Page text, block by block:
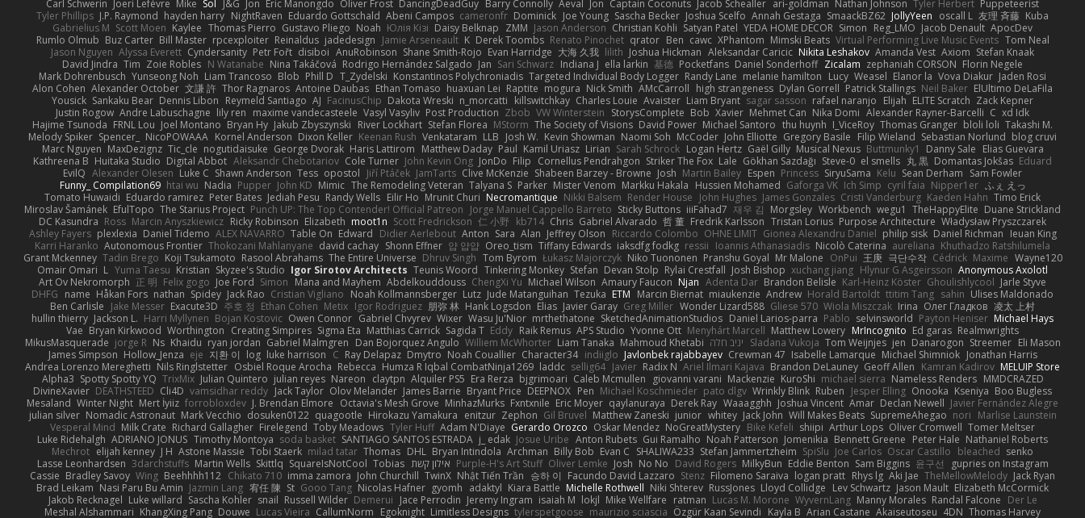
Carl Schwerin Joeri Lefévre Mike Sol J&G Jon Eric Manongdo Oliver Frost DancingDeadGuy Barry Connolly Aeval Jon Captain Coconuts Jacob Schealler ari-goldman Nathan Johnson Tyler Herbert Puppeteerist
Tyler Phillips J.P. Raymond hayden harry NightRaven Eduardo Gottschald Abeni Campos cameronfr Dominick Joe Young Sascha Becker Joshua Scelfo Annah Gestaga SmaackBZ62 JollyYeen oscall L 友理 斉藤 Kuba
Gabrielius M Scott Moen Kaylee Thomas Pierro Gustavo Pliego Noah Юлія Кізі Daisy Belknap ZMM Jason Anderson Christian Kohli Satyan Patel YEDA HOME DECOR Simon Reg_LMO Jacob Denault ApocDev
Rumlo Olmub Buz Carter Bill Master rpcexploiter Reinaldus jadedesign Jamie Arseneault K Derek Toombs Renato Pinochet qrator Ben cawc XPhantom Mimski Beats Virtual Performing Live Music Events Tom Neal
Jason Nguyen Alyssa Everett Cyndersanity Petr Fořt disiboi AnuRobinson Shane Smith-Rojo Evan Harridge 大海 久我 lilith Joshua Hickman Aleksandar Caricic Nikita Leshakov Amanda Vest Axiom Stefan Knaak
David Jindra Tim Zoie Robles N Watanabe Nina Takáčová Rodrigo Hernández Salgado Jan Sari Schwarz Indiana J ella larkin 基德 Pocketfans Daniel Sonderhoff Zicalam zephaniah CORSON Florin Negele
Mark Dohrenbusch Yunseong Noh Liam Trancoso Blob Phill D T_Zydelski Konstantinos Polychroniadis Targeted Individual Body Logger Randy Lane melanie hamilton Lucy Weasel Elanor la Vova Diakur Jaden Rosi
Alon Cohen Alexander October 文謙 許 Thor Ragnaros Antoine Daubas Ethan Tomaso huaxuan Lei Raptite mogura Nick Smith AMcCarroll high strangeness Dylan Gorrell Patrick Stallings Neil Baker ElUltimo DeLaFila
Yousick Sankaku Bear Dennis Libon Reymeld Santiago AJ FacinusChip Dakota Wreski n_morcatti killswitchkay Charles Louie Avaister Liam Bryant sagar sasson rafael naranjo Elijah ELITE Scratch Zack Kepner
Justin Rogow Andre Labuschagne lily ren maxime vandecasteele Vasyl Vasyliv Post Production Zbob VW Winterstein StorysComplete Bob Xavier Mehmet Can Nika Domi Alexander Rayner-Barcelli C xd Idk
Hajime Tsunoda FRNL Lou Joel Montano Bryan Hy Jakub Zbyszynski River Lockhart Stefan Florea MStorm The Society of Visions David Power Michael Santoro thu huynh I_ViceRoy Thomas Granger bloli loli Takashi M.
Melody Spiker Spencer_ NicoPOWAAA Kornel Anderson Dixon Keller Keenan Rush Venkataram LLB Josh W. Kevin Showman Naomi Soh McCoder John Elliotte Gregory Basile Filip Wieland Sebastian Norlund blog cruvi
Marc Nguyen MaxDezignz Tic_cle nogutidaisuke George Dvorak Haris Lattirom Matthew Daday Paul Kamil Uriasz Lirian Sarah Schrock Logan Hertz Gaël Gilly Musical Nexus Buttmunky1 Danny Sale Elias Guevara
Kathreena B Huitaka Studio Digital Abbot Aleksandr Chebotariov Cole Turner John Kevin Ong JonDo Filip Cornellus Pendrahgon Striker The Fox Lale Gökhan Sazdağı Steve-0 el smells 丸 黒 Domantas Jokšas Eduard
EvilQ Alexander Olesen Luke C Shawn Anderson Tess opostol Jiří Ptáček JamTarts Clive McKenzie Shabeen Barzey - Browne Josh Martin Bailey Espen Princess SiryuSama Kelu Sean Derham Sam Fowler
Funny_ Compilation69 htai wu Nadia Pupper John KD Mimic The Remodeling Veteran Talyana S Parker Mister Venom Markku Hakala Hussien Mohamed Gaforga VK Ich Simp cyril faia Nipper1er ふぇ えっ
Tomato Huwaidi Eduardo ramirez Peter Bates Jediah Pesu Randy Wells Eilir Ho Mrunit Churi Necromantique Nikki Balsem Render House John Hughes James Gonzales Cristi Vanderburg Kaeden Hahn Timo Erick
Miroslav Šamánek EfulTopo The Starius Project Punch UP: The Top Contender! Official Patreon Jorge Manuel Cappello Barreto Sticky Buttons iiiFahad7 재우 김 Morgsley Workbench wegu1 TheHappyElite Duane Strickland
DC Kasundra Ross Marcin Anyszkiewicz Ricky Robinson Elizabeth moot1n Scott Fredrickson 仁 小野 kb714 Chris Gabriel Alvarado 哲 董 Fredrik Karlsson Tristan Lorius Purpose Architecture Władysław Pryszczarek
Ashley Fayers plexlexia Daniel Tidemo ALEX NAVARRO Table On Edward Didier Aerlebout Anton Sara Alan Jeffrey Olson Riccardo Colombo OHNE LIMIT Gionea Alexandru Daniel philip sisk Daniel Richman Ieuan King
Karri Haranko Autonomous Frontier Thokozani Mahlanyane david cachay Shonn Effner 얍 얍얍 Oreo_tism Tiffany Edwards iaksdfg fodkg ressii Ioannis Athanasiadis Nicolò Caterina aureliana Khuthadzo Ratshilumela
Grant Mckenney Tadin Brego Koji Tsukamoto Rasool Abrahams The Entire Universe Dhruv Singh Tom Byrom Łukasz Majorczyk Niko Tuononen Pranshu Goyal Mr Malone OnPui 王庚 극단수작 Cédrick Maxime Wayne120
Omair Omari L Yuma Taesu Kristian Skyzee's Studio Igor Sirotov Architects Teunis Woord Tinkering Monkey Stefan Devan Stolp Rylai Crestfall Josh Bishop xuchang jiang Hlynur G Asgeirsson Anonymous Axolotl
Art Ov Nekromorph 正 明 Felix gogo Joe Ford Simon Mana and Mayhem Abdelkouddouss ChengXi Yu Michael Wilson Amaury Faucon Njan Adenta Dar Brandon Belisle Karl-Heinz Köster Ghoulishlycool Jarle Styve
DHFG name Håkan Fors nathan Spidey Jack Rao Cristian Vigliano Noah Kollmannsberger Lutz Jude Matanguihan Tezuka ETM Marcin Biernat miaukenzie Andrew Horald Bartoldt ttitim Tang sahin Ulises Maldonado
Ben Carlisle Jake Messer Exacute3D 주호 정 Ethan Cohen Metix Igor Rodriguez 朋弥 林 Hank Logsdon Elias Javier Garay Greg Miller Wonder Lizard588 Gliese 570 Wiola Miszczak Irina Олег Гладков 凌太 上村
hullin thierry Jackson L. Harri Myllynen Bojan Kostovic Owen Connor Gabriel Chvyrev Wixer Wasu Ju'Nior mrthethatone SketchedAnimationStudios Daniel Larios-parra Pablo selvinsworld Payton Heniser Michael Hays
Vae Bryan Kirkwood Worthington Creating Simpires Sigma Eta Matthias Carrick Sagida T Eddy Raik Remus APS Studio Yvonne Ott Menyhárt Marcell Matthew Lowery MrIncognito Ed garas Realmwrights
MikusMasquerade jorge R Ns Khaidu ryan jordan Gabriel Malmgren Dan Bojorquez Angulo Williem McWhorter Liam Tanaka Mahmoud Khetabi יניב חלה Sladana Vukoja Tom Weijnjes jen Danarogon Streemer Eli Mason
James Simpson Hollow_Jenza eje 지환 이 log luke harrison C Ray Delapaz Dmytro Noah Couallier Character34 indiiglo Javlonbek rajabbayev Crewman 47 Isabelle Lamarque Michael Shimniok Jonathan Harris
Andrea Lorenzo Mereghetti Nils Ringlstetter Osbiel Roque Arocha Rebecca Humza R Iqbal CombatNinja1269 laddc sellig64 Javier Radix N Ariel Ilmari Kajava Brandon DeLauney Geoff Allen Kamran Kadirov MELUIP Store
Alpha3 Spotty Spotty YQ TrixMix Julian Quintero julian reyes Nareon claytpn Alquiler PS5 Era Rerza bjgrimoari Caleb Mcmullen giovanni varani Mackenzie KuroShi michael sierra Nameless Renders MMDCRAZED
DivineXavier DEATHSTEED Cli4D vamsidhar reddy Jack Taylor Olov Melander James Barrie Bryant Price DEEPNOX Pen Michael Koschmieder pato dlgv Wrinkly Blink Ruben Jesper Elling Onooka Kseniya Boo Bugless
Mesaland Winter Night Mert İyiiz forrobloxdev J. Brendan Elmore Octavia's Mesh Grove MinhazMurks Fxntxnile Eric Moyer qaylanuraya Derek Ray Waaagghh Joshua Vincent Amar Declan Newell Javier Fernández Alegre
julian silver Nomadic Astronaut Mark Vecchio dosuken0122 quagootle Hirokazu Yamakura enitzur Zephon Gil Bruvel Matthew Zaneski junior whitey Jack John Will Makes Beats SupremeAhegao nori Marlise Launstein
Vesperal Mind Milk Crate Richard Gallagher Firelegend Toby Meadows Tyler Huff Adam N'Diaye Gerardo Orozco Oskar Mendez NoGreatMystery Bike Kefeli shiipi Arthur Lops Oliver Cromwell Tomer Meltser
Luke Ridehalgh ADRIANO JONUS Timothy Montoya soda basket SANTIAGO SANTOS ESTRADA j_ edak Josue Uribe Anton Rubets Gui Ramalho Noah Patterson Jomenikia Bennett Greene Peter Hale Nathaniel Roberts
Mechrot elijah kenney J H Astone Massie Tobi Staerk milad tatar Thomas DHL Bryan Intindola Archman Billy Bob Evan C SHALIWA233 Stefan Jammertzheim SpiSlu Joe Carlos Oscar Castillo bleached senko
Lasse Leonhardsen 3darchstuffs Martin Wells Skittlq SquareIsNotCool Tobias אילון קשת Purple-H's Art Stuff Oliver Lemke Josh No No David Rogers MilkyBun Eddie Benton Sam Biggins 윤구선
gupries on Instagram
Cassie Bradley Savoy Wing Beehhhh112 Chikato 710 imma zamora John Churchill TwinX Nhật Tiến Trần 승하 이 Facundo David Lazzaro Stenz Filomeno Saraiva logan pratt Rhys lg Aki Jae TheMellowMelody Jack Ryan
Brad Leikam Nasi Paru Bu Amin Jazmin Lang 宥任 陳 St Gooo Tang Nicolas Hafner gyomh adaktyl Kiara Battle Michelle Rothwell Niki Shterev RussJones Lloyd Collidge Lev Schwartz Jason Mault Elizabeth McCormick
Jakob Recknagel Luke willard Sascha Kohler snail Russell Wilder Demerui Jace Perrodin Jeremy Ingram isaiah M lokjl Mike Wellfare ratman Lucas M. Morone WyvernLang Manny Morales Randal Falcone Der Le
Meshal Alshammari KhangXing Pang Douwe Lucas Vieira CallumNorm Egoknight Limitless Designs tylerspetgoose maurizio sciascia Özgür Kaan Sevindi Kayla B Arian Castane Akaiseutoseu 4DN Thomas Harvey